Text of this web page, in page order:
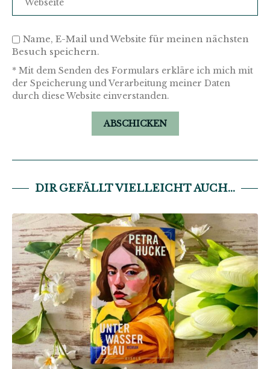
Name, E-Mail und Website für meinen nächsten
Besuch speichern.
* Mit dem Senden des Formulars erkläre ich mich mit
der Speicherung und Verarbeitung meiner Daten
durch diese Website einverstanden.
DIR GEFÄLLT VIELLEICHT AUCH...